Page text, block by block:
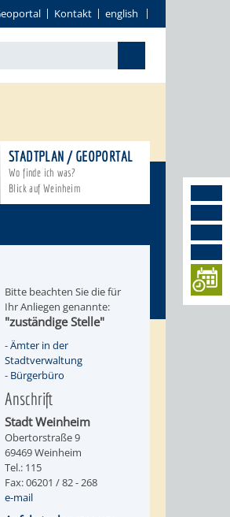
Kontakt english
STADTPLAN / GEOPORTAL
Wo finde ich was?
Blick auf Weinheim
Bitte beachten Sie die für
Ihr Anliegen genannte:
"zuständige Stelle"
-Ämter in der
Stadtverwaltung
- Bürgerbüro
Anschrift
Stadt Weinheim
Obertorstraße 9
69469 Weinheim
Tel.: 115
Fax: 06201 / 82 - 268
e-mail